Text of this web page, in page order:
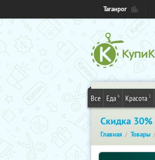
Таганрог
Все Еда 6 Красота 1
Скидка 30%
Главная Товары